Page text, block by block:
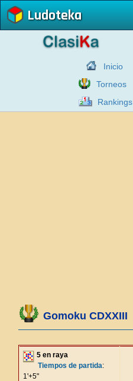
Ludoteka
Inicio
Torneos
Rankings
Gomoku CDXXIII
5 en raya
Tiempos de partida:
1'+5"